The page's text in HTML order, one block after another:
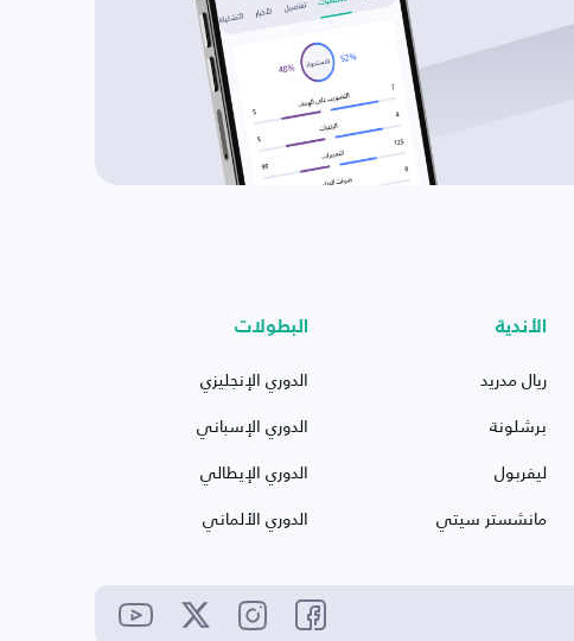
الأندية
ريال مدريد
برشلونة
ليفربول
مانشستر سيتي
البطولات
الدوري الإنجليزي
الدوري الإسباني
الدوري الإيطالي
الدوري الألماني